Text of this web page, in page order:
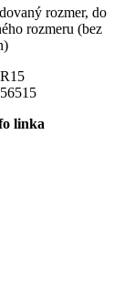
rozmer, do
rozmeru (bez
linka